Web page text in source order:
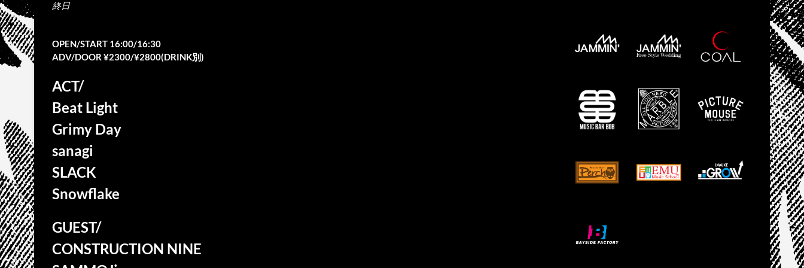
終日
OPEN/START 16:00/16:30
ADV/DOOR ¥2300/¥2800(DRINK別)
ACT/
Beat Light
Grimy Day
sanagi
SLACK
Snowflake
GUEST/
CONSTRUCTION NINE